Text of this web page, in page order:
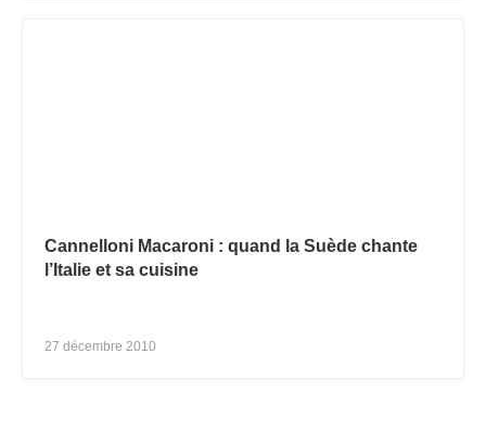
Cannelloni Macaroni : quand la Suède chante
l’Italie et sa cuisine
27 décembre 2010